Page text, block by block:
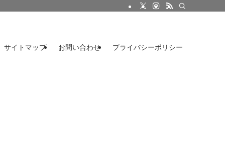
サイトマップ お問い合わせ プライバシーポリシー